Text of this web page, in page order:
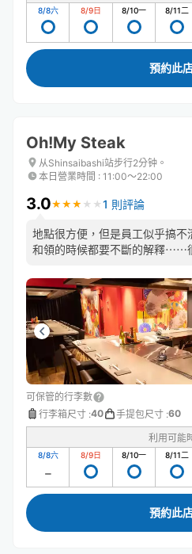
8/8六 8/9日 8/10一 8/11二
預約此
Oh!My Steak
从Shinsaibashi站步行2分钟。
本日營業時間 : 11:00〜22:00
3.0★ ★ ★ ★ ★
★ ★ ★ ★ ★ 1 則評論
地點很方便，但是員工似乎搞
和領的時候都要不斷的解釋⋯⋯
可保管的行李數
行李箱尺寸 :40 手提包尺寸 :60
利用可能
8/8六 8/9日 8/10一 8/11二
預約此